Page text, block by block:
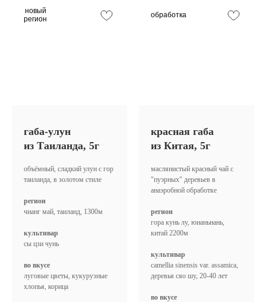
новый
регион
габа-улун
из Таиланда, 5г
объёмный, сладкий улун с гор
таиланда, в золотом стиле
регион
чианг май, таиланд, 1300м
культивар
сы цзи чунь
во вкусе
луговые цветы, кукурузные
хлопья, корица
обработка
красная габа
из Китая, 5г
маслянистый красный чай с
"пуэрных" деревьев в
анаэробной обработке
регион
гора кунь лу, юнаньнань,
китай 2200м
культивар
camellia sinensis var. assamica,
деревья сяо шу, 20-40 лет
во вкусе